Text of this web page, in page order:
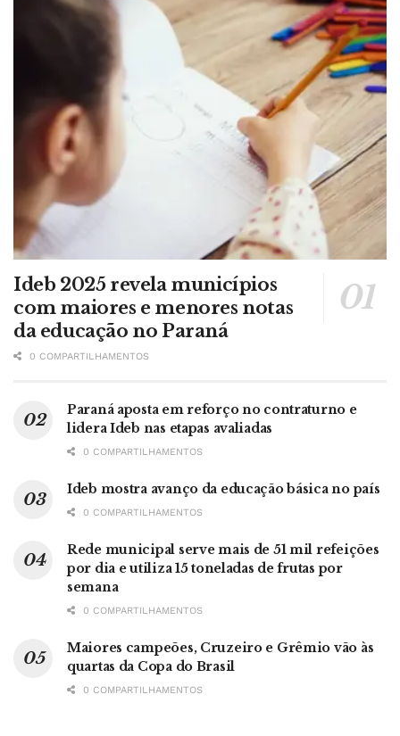
Ideb 2025 revela municípios
com maiores e menores notas
da educação no Paraná
0 COMPARTILHAMENTOS
Paraná aposta em reforço no contraturno e
lidera Ideb nas etapas avaliadas
0 COMPARTILHAMENTOS
Ideb mostra avanço da educação básica no país
0 COMPARTILHAMENTOS
Rede municipal serve mais de 51 mil refeições
por dia e utiliza 15 toneladas de frutas por
semana
0 COMPARTILHAMENTOS
Maiores campeões, Cruzeiro e Grêmio vão às
quartas da Copa do Brasil
0 COMPARTILHAMENTOS